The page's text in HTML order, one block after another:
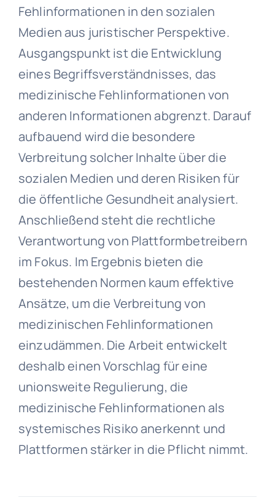
Fehlinformationen in den sozialen
Medien aus juristischer Perspektive.
Ausgangspunkt ist die Entwicklung
eines Begriffsverständnisses, das
medizinische Fehlinformationen von
anderen Informationen abgrenzt. Darauf
aufbauend wird die besondere
Verbreitung solcher Inhalte über die
sozialen Medien und deren Risiken für
die öffentliche Gesundheit analysiert.
Anschließend steht die rechtliche
Verantwortung von Plattformbetreibern
im Fokus. Im Ergebnis bieten die
bestehenden Normen kaum effektive
Ansätze, um die Verbreitung von
medizinischen Fehlinformationen
einzudämmen. Die Arbeit entwickelt
deshalb einen Vorschlag für eine
unionsweite Regulierung, die
medizinische Fehlinformationen als
systemisches Risiko anerkennt und
Plattformen stärker in die Pflicht nimmt.